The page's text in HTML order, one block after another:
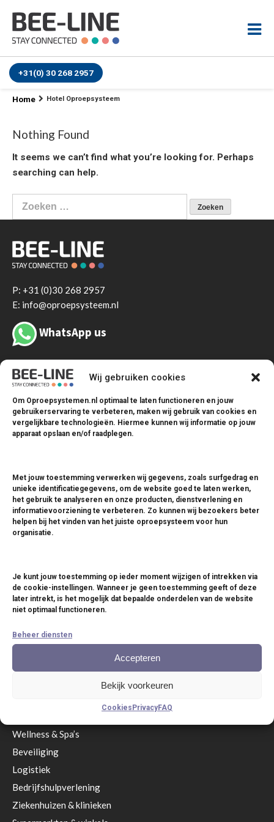
Wij gebruiken cookies
Om Oproepsystemen.nl optimaal te laten functioneren en jouw
gebruikerservaring te verbeteren, maken wij gebruik van cookies en
vergelijkbare technologieën. Hiermee kunnen wij informatie op jouw
apparaat opslaan en/of raadplegen.
Met jouw toestemming verwerken wij gegevens, zoals surfgedrag en
unieke identificatiegegevens, om de website goed te laten werken,
het gebruik te analyseren en onze producten, dienstverlening en
informatievoorziening te verbeteren. Zo kunnen wij bezoekers beter
helpen bij het vinden van het juiste oproepsysteem voor hun
organisatie.
Je kunt jouw toestemming op ieder moment wijzigen of intrekken via
de cookie-instellingen. Wanneer je geen toestemming geeft of deze
later intrekt, is het mogelijk dat bepaalde onderdelen van de website
niet optimaal functioneren.
Beheer diensten
Accepteren
Bekijk voorkeuren
Cookies PrivacyFAQ
+31(0) 30 268 2957
Home Hotel Oproepsysteem
Nothing Found
It seems we can’t find what you’re looking for. Perhaps
searching can help.
Zoeken
P: +31 (0)30 268 2957
E: info@oproepsysteem.nl
WhatsApp us
Coastersystemen
Drukknopsystemen
Zendmodules
Ontvangers
Software
Accessoires
Branches
& Terrassen
Wellness & Spa’s
Beveiliging
Logistiek
Bedrijfshulpverlening
Ziekenhuizen & klinieken